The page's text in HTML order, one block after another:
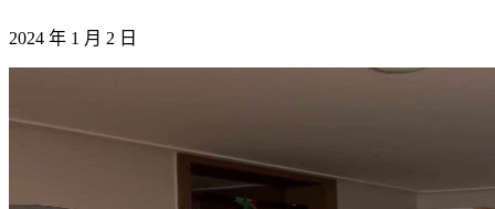
2024 年 1 月 2 日